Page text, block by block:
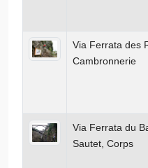
Via Ferrata des
Cambronnerie
Via Ferrata du
Sautet, Corps